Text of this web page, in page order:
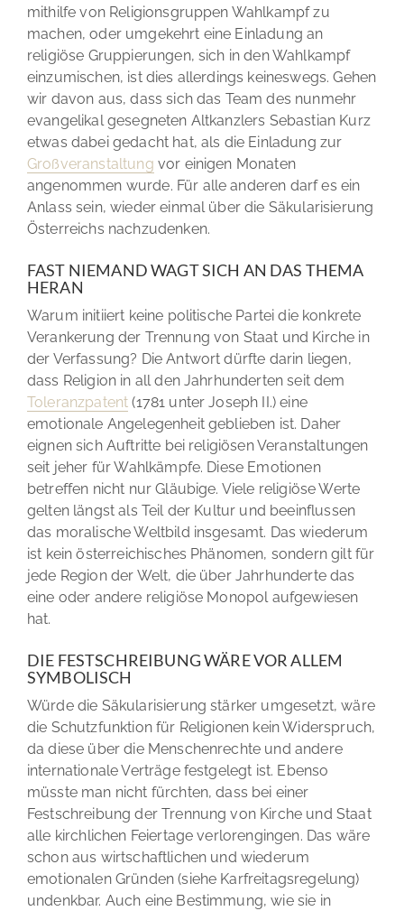
mithilfe von Religionsgruppen Wahlkampf zu
machen, oder umgekehrt eine Einladung an
religiöse Gruppierungen, sich in den Wahlkampf
einzumischen, ist dies allerdings keineswegs. Gehen
wir davon aus, dass sich das Team des nunmehr
evangelikal gesegneten Altkanzlers Sebastian Kurz
etwas dabei gedacht hat, als die Einladung zur
Großveranstaltung vor einigen Monaten
angenommen wurde. Für alle anderen darf es ein
Anlass sein, wieder einmal über die Säkularisierung
Österreichs nachzudenken.
FAST NIEMAND WAGT SICH AN DAS THEMA
HERAN
Warum initiiert keine politische Partei die konkrete
Verankerung der Trennung von Staat und Kirche in
der Verfassung? Die Antwort dürfte darin liegen,
dass Religion in all den Jahrhunderten seit dem
Toleranzpatent (1781 unter Joseph II.) eine
emotionale Angelegenheit geblieben ist. Daher
eignen sich Auftritte bei religiösen Veranstaltungen
seit jeher für Wahlkämpfe. Diese Emotionen
betreffen nicht nur Gläubige. Viele religiöse Werte
gelten längst als Teil der Kultur und beeinflussen
das moralische Weltbild insgesamt. Das wiederum
ist kein österreichisches Phänomen, sondern gilt für
jede Region der Welt, die über Jahrhunderte das
eine oder andere religiöse Monopol aufgewiesen
hat.
DIE FESTSCHREIBUNG WÄRE VOR ALLEM
SYMBOLISCH
Würde die Säkularisierung stärker umgesetzt, wäre
die Schutzfunktion für Religionen kein Widerspruch,
da diese über die Menschenrechte und andere
internationale Verträge festgelegt ist. Ebenso
müsste man nicht fürchten, dass bei einer
Festschreibung der Trennung von Kirche und Staat
alle kirchlichen Feiertage verlorengingen. Das wäre
schon aus wirtschaftlichen und wiederum
emotionalen Gründen (siehe Karfreitagsregelung)
undenkbar. Auch eine Bestimmung, wie sie in